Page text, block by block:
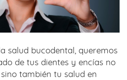
salud bucodental, queremos
de tus dientes y encías no
también tu salud en